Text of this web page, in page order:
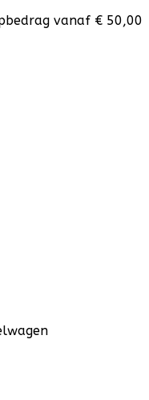
vanaf € 50,00